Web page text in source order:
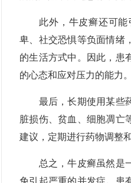
此外，牛皮癣还可能引
卑、社交恐惧等负面情绪
的生活方式中。因此，患
的心态和应对压力的能力。
最后，长期使用某些药
脏损伤、贫血、细胞凋亡
建议，定期进行药物调整和
总之，牛皮癣虽然是一
免引起严重的并发症。患